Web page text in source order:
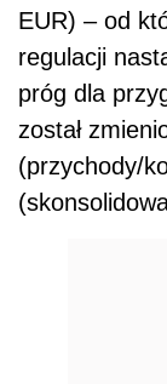
EUR) – od
regulacji
próg dla
został
(przychody/